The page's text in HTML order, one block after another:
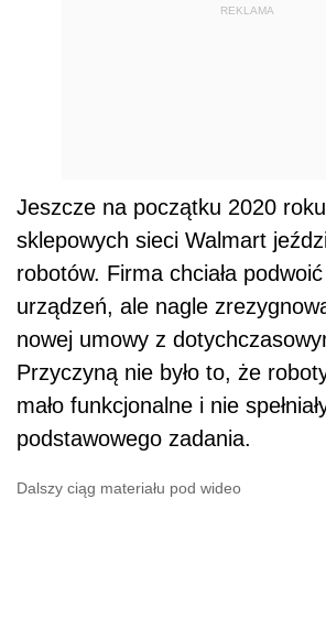
REKLAMA
Jeszcze na początku 2020
sklepowych sieci Walmart
robotów. Firma chciała
urządzeń, ale nagle
nowej umowy z
Przyczyną nie było to, że
mało funkcjonalne i nie
podstawowego zadania.
Dalszy ciąg materiału pod wideo